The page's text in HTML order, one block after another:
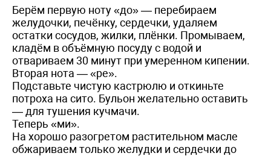
Берём первую ноту «до» — перебираем
желудочки, печёнку, сердечки, удаляем
остатки сосудов, жилки, плёнки. Промываем,
кладём в объёмную посуду с водой и
отвариваем 30 минут при умеренном кипении.
Вторая нота — «ре».
Подставьте чистую кастрюлю и откиньте
потроха на сито. Бульон желательно оставить
— для тушения кучмачи.
Теперь «ми».
На хорошо разогретом растительном масле
обжариваем только желудки и сердечки до